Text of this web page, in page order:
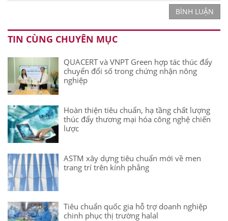
BÌNH LUẬN
TIN CÙNG CHUYÊN MỤC
QUACERT và VNPT Green hợp tác thúc đẩy
chuyển đổi số trong chứng nhận nông
nghiệp
Hoàn thiện tiêu chuẩn, hạ tầng chất lượng
thúc đẩy thương mại hóa công nghệ chiến
lược
ASTM xây dựng tiêu chuẩn mới về men
trang trí trên kính phẳng
Tiêu chuẩn quốc gia hỗ trợ doanh nghiệp
chinh phục thị trường halal